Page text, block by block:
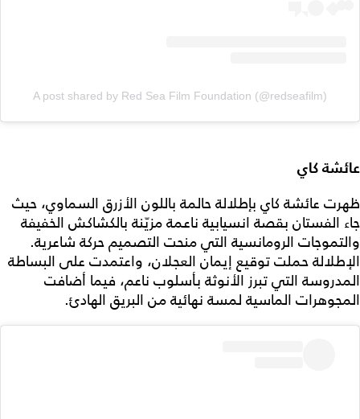
A post shared by Red Sea Film Foundation (@redseafilm)
عائشة كاي
ظهرت عائشة كاي بإطلالة حالمة باللون الأزرق السماوي، حيث
جاء الفستان بقصة انسيابية ناعمة مزيّنة بالكشاكش الخفيفة
والتموجات الرومانسية التي منحت التصميم حركة شاعرية.
الإطلالة حملت توقيع إيمان العجلان، واعتمدت على البساطة
المدروسة التي تبرز الأنوثة بأسلوب ناعم، فيما أضافت
المجوهرات الماسية لمسة نهائية من البريق الهادئ.